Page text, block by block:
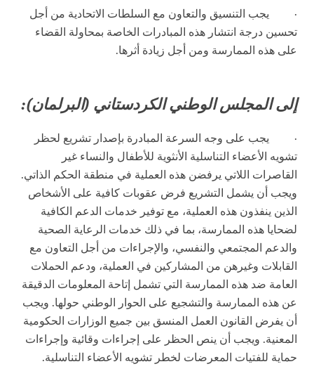
·
يجب التنسيق والتعاون مع السلطات الاتحادية من أجل
تحسين درجة انتشار هذه المبادرات الخاصة بمحاولة القضاء
على هذه الممارسة ومن أجل زيادة أثرها.
إلى المجلس الوطني الكردستاني (البرلمان):
·
يجب على وجه السرعة المبادرة بإصدار تشريع لحظر
تشويه الأعضاء التناسلية الأنثوية للأطفال والنساء غير
القاصرات اللاتي يرفضن هذه العملية في منطقة الحكم الذاتي.
ويجب أن يشمل التشريع فرض عقوبات كافية على الأشخاص
الذين ينفذون هذه العملية، مع توفير خدمات الدعم الكافية
لضحايا هذه الممارسة، بما في ذلك خدمات الرعاية الصحية
والدعم المجتمعي والنفسي، والإجراءات من أجل التعاون مع
القابلات وغيرهن من المشاركين في العملية، ودعم الحملات
العامة ضد هذه الممارسة التي تشمل إتاحة المعلومات الدقيقة
عن هذه الممارسة والتشجيع على الحوار الوطني حولها. ويجب
أن يفرض القانون العمل المنسق بين جميع الوزارات الحكومية
المعنية. ويجب أن ينص الحظر على إجراءات وقائية وإجراءات
حماية للفتيات المعرضات لخطر تشويه الأعضاء التناسلية.